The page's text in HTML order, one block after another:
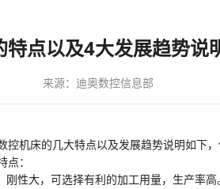
特点以及4大发展趋势说
来源：迪奥数控信息部
控机床的几大特点以及发展趋势说明如下，
：
性大，可选择有利的加工用量，生产率高